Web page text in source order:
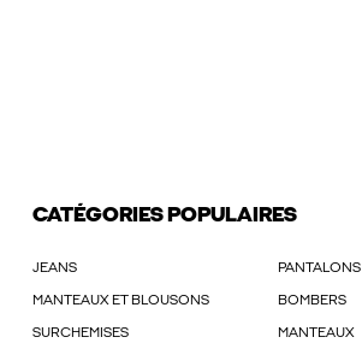
CATÉGORIES POPULAIRES
JEANS PANTALONS
MANTEAUX ET BLOUSONS BOMBERS
SURCHEMISES MANTEAUX